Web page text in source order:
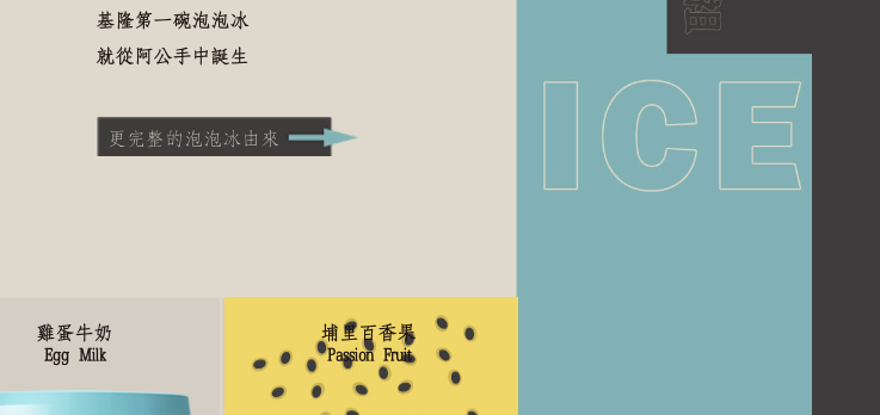
基隆第一碗泡泡冰
就從阿公手中誕生
更完整的泡泡冰由來
雞蛋牛奶
Egg Milk
埔里百香果
Passion Fruit